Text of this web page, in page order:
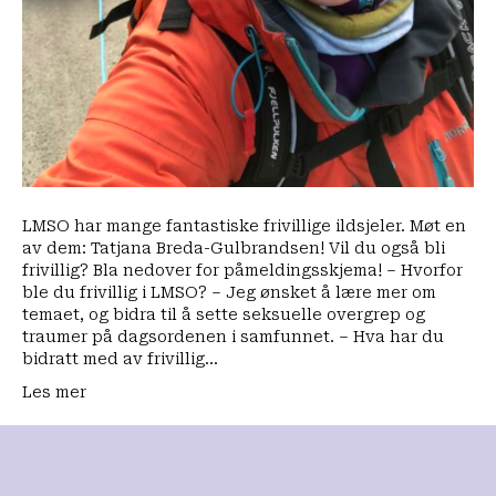
LMSO har mange fantastiske frivillige ildsjeler. Møt en
av dem: Tatjana Breda-Gulbrandsen! Vil du også bli
frivillig? Bla nedover for påmeldingsskjema! – Hvorfor
ble du frivillig i LMSO? – Jeg ønsket å lære mer om
temaet, og bidra til å sette seksuelle overgrep og
traumer på dagsordenen i samfunnet. – Hva har du
bidratt med av frivillig…
Les mer